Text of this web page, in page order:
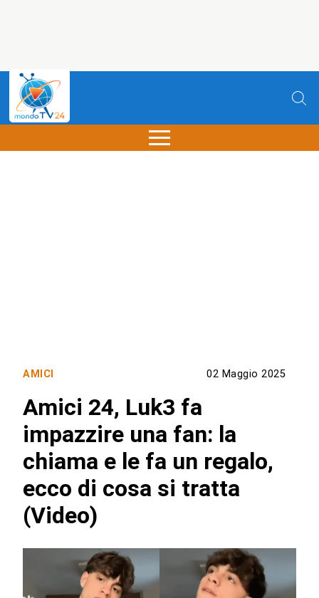
AMICI 02 Maggio 2025
Amici 24, Luk3 fa
impazzire una fan: la
chiama e le fa un regalo,
ecco di cosa si tratta
(Video)